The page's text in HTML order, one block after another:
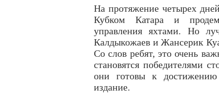
На протяжение четырех
Кубком Катара и
управления яхтами. Но
Калдыкожаев и Жансерик
Со слов ребят, это очень
становятся победителями
они готовы к
издание.